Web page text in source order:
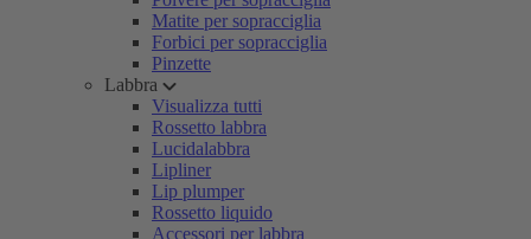
Matite per sopracciglia
Forbici per sopracciglia
Pinzette
Labbra
Visualizza tutti
Rossetto labbra
Lucidalabbra
Lipliner
Lip plumper
Rossetto liquido
Accessori per labbra